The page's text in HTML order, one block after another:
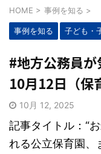
HOME > 事例を知る >
事例を知る 子ども・
#地方公務員
10月12日（保
10月 12, 2025
記事タイトル：“
れる公立保育園、